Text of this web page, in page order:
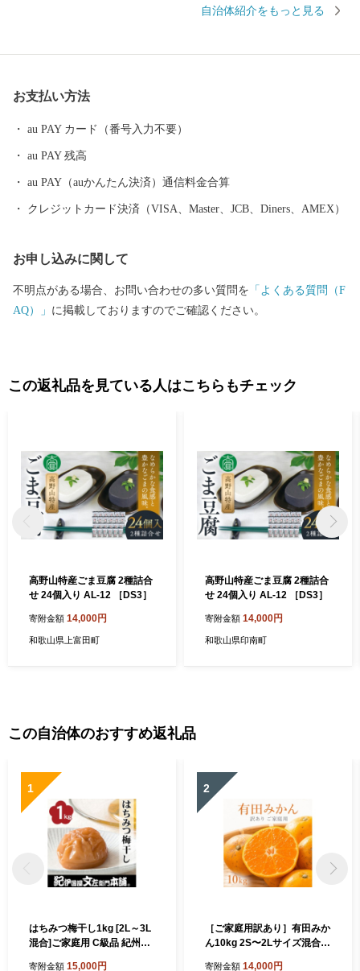
札所である「那智山青岸渡寺」、そして日本一の落差133mを誇る
ぐろとは、捕獲後、冷凍でなく冷蔵（生）で運ばれたまぐろのこ
県内一で、温泉宿も日帰り温泉もたくさん。 おだやかな太平洋を
眺めながら、ゆったり、ほっこりしてみませんか？
自治体紹介をもっと見る
お支払い方法
au PAY カード（番号入力不要）
au PAY 残高
au PAY（auかんたん決済）通信料金合算
クレジットカード決済（VISA、Master、JCB、Diners、AMEX）
お申し込みに関して
不明点がある場合、お問い合わせの多い質問を 「よくある質問（F
AQ）」 に掲載しておりますのでご確認ください。
この返礼品を見ている人はこちらもチェック
高野山特産ごま豆腐 2種詰合
せ 24個入り AL-12 ［DS3］
寄附金額 14,000円
和歌山県上富田町
高野山特産ごま豆腐 2種詰合
せ 24個入り AL-12 ［DS3］
寄附金額 14,000円
和歌山県印南町
この自治体のおすすめ返礼品
1
はちみつ梅干し1kg [2L～3L
混合]ご家庭用 C級品 紀州南
寄附金額 15,000円
2
［ご家庭用訳あり］有田みか
ん10kg 2S〜2Lサイズ混合
寄附金額 14,000円